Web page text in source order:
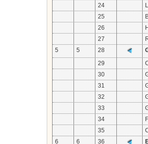
24
25
26
27
5
5 28
29
30
31
32
33
34
35
6
6 36